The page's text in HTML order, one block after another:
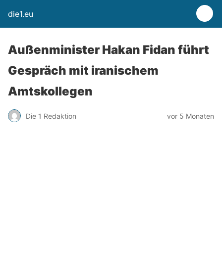
die1.eu
Außenminister Hakan Fidan führt
Gespräch mit iranischem
Amtskollegen
Die 1 Redaktion vor 5 Monaten